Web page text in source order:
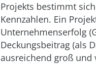
Projekts bestimmt
Kennzahlen. Ein
Unternehmenserfolg
Deckungsbeitrag (als
ausreichend groß und